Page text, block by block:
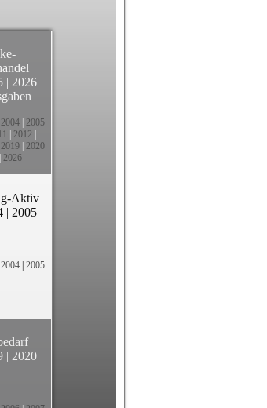
| 2026
2004 2005
2012
2019 2020
2026
Aktiv
| 2005
2004 | 2005
| 2020